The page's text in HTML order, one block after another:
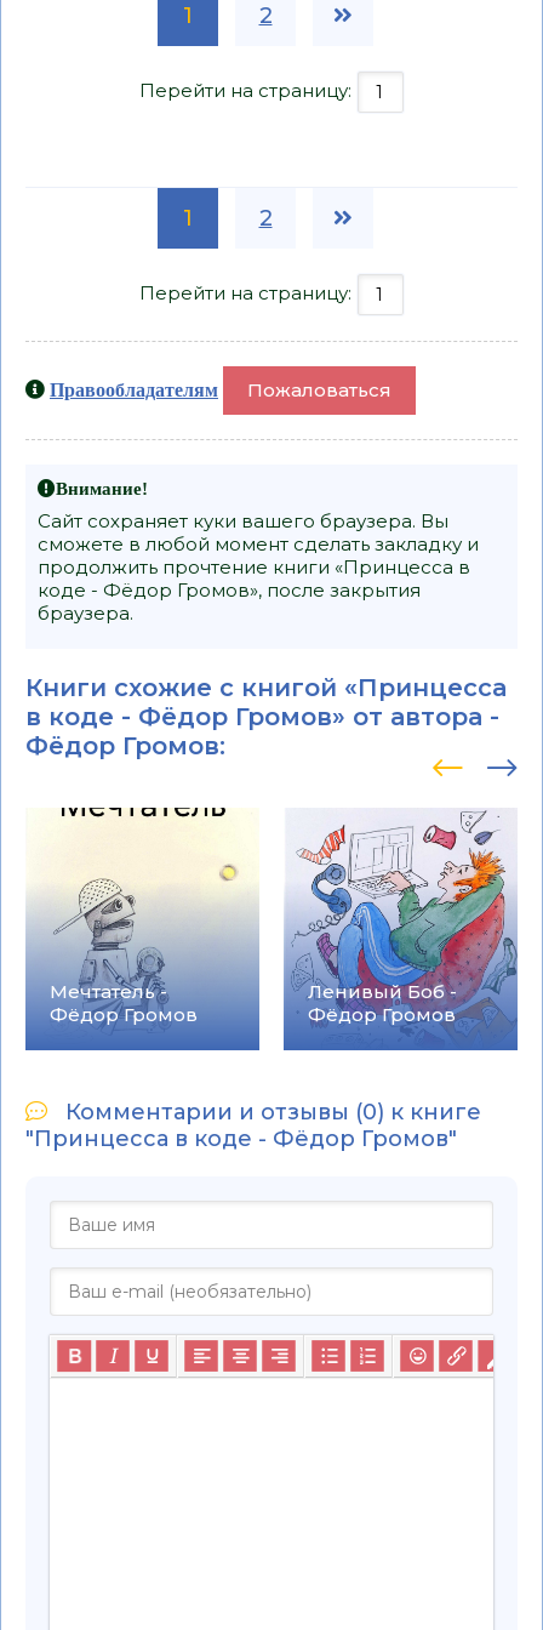
1 2
Перейти на страницу:
1 2
Перейти на страницу:
Правообладателям Пожаловаться
Внимание!
Сайт сохраняет куки вашего браузера. Вы
сможете в любой момент сделать закладку и
продолжить прочтение книги «Принцесса в
коде - Фёдор Громов», после закрытия
браузера.
Книги схожие с книгой «Принцесса
в коде - Фёдор Громов» от автора -
Фёдор Громов:
Мечтатель -
Фёдор Громов
Ленивый Боб -
Фёдор Громов
Комментарии и отзывы (0) к книге
"Принцесса в коде - Фёдор Громов"